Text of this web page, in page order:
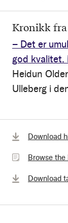
Kronikk
– Det er
god kvalitet.
Heidun
Ulleberg i
Download
Browse
bookBrowse the
Download